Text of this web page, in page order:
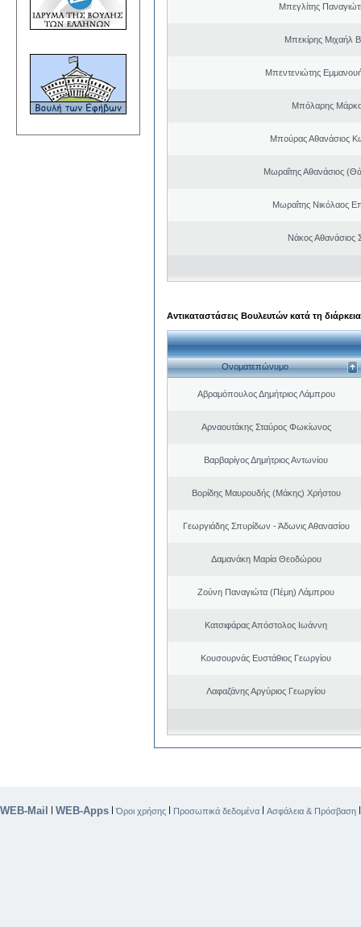
Μπεγλίτης
Μπεκίρης Μιχαήλ
Μπεντενιώτης
Μπόλαρης
Μπούρας Αθανάσιος
Μωραΐτης Αθανάσιος
Μωραΐτης Νικόλαος
Νάκος Αθανάσιος
Αντικαταστάσεις Βουλευτών κατά τη
Ονοματεπώνυμο
Αβραμόπουλος Δημήτριος Λάμπρου
Αρναουτάκης Σταύρος Φωκίωνος
Βαρβαρίγος Δημήτριος Αντωνίου
Βορίδης Μαυρουδής (Μάκης) Χρήστου
Γεωργιάδης Σπυρίδων - Άδωνις Αθανασίου
Δαμανάκη Μαρία Θεοδώρου
Ζούνη Παναγιώτα (Πέμη) Λάμπρου
Κατσιφάρας Απόστολος Ιωάννη
Κουσουρνάς Ευστάθιος Γεωργίου
Λαφαζάνης Αργύριος Γεωργίου
WEB-Mail | WEB-Apps |Όροι χρήσης | Προσωπικά δεδομένα | Ασφάλεια & Πρόσβαση